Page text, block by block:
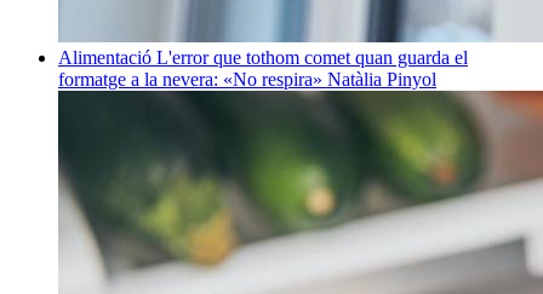
Alimentació L'error que tothom comet quan guarda el
formatge a la nevera: «No respira» Natàlia Pinyol